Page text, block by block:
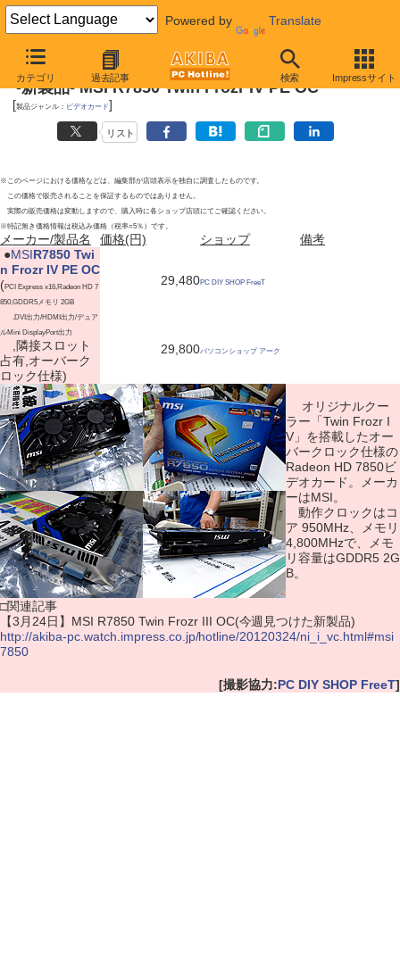
Powered by Translate
カテゴリ 過去記事 検索 Impressサイト
2012年6月9日
-新製品- MSI R7850 Twin Frozr IV PE OC
[製品ジャンル： ビデオカード]
リスト
※このページにおける価格などは、編集部が店頭表示を独自に調査したものです。
この価格で販売されることを保証するものではありません。
実際の販売価格は変動しますので、購入時に各ショップ店頭にてご確認ください。
※特記無き価格情報は税込み価格（税率=5％）です。
メーカー/製品名 価格(円) ショップ
備考
●MSIR7850 Twi
n Frozr IV PE OC
(PCI Express x16,Radeon HD 7
850,GDDR5メモリ 2GB
,DVI出力/HDMI出力/デュア
ルMini DisplayPort出力
,隣接スロット
占有,オーバーク
ロック仕様)
29,480PC DIY SHOP FreeT
29,800パソコンショップ アーク
オリジナルクー
ラー「Twin Frozr I
V」を搭載したオー
バークロック仕様の
Radeon HD 7850ビ
デオカード。メーカ
ーはMSI。
動作クロックはコ
ア 950MHz、メモリ
4,800MHzで、メモ
リ容量はGDDR5 2G
B。
□関連記事
【3月24日】MSI R7850 Twin Frozr III OC(今週見つけた新製品)
http://akiba-pc.watch.impress.co.jp/hotline/20120324/ni_i_vc.html#msi
7850
[撮影協力:PC DIY SHOP FreeT]